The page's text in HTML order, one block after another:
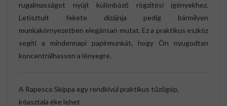
rugalmasságot nyújt különböző rögzítési igényekhez.
Letisztult fekete dizájnja pedig bármilyen
munkakörnyezetben elegánsan mutat. Ez a praktikus eszköz
segíti a mindennapi papírmunkát, hogy Ön nyugodtan
koncentrálhasson a lényegre.
A Rapesco Skippa egy rendkívül praktikus tűzőgép,
íróasztala éke lehet